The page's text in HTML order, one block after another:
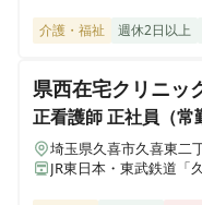
埼玉県入間郡毛呂山町長瀬
デイサービスふくしのま
埼玉県熊谷市平戸622-1
准看護師 正社員（常勤）
久喜★訪問入浴サー
介護・福祉 週休2日以上
県西在宅クリニッ
正看護師正社員（常
埼玉県久喜市久喜東二
JR東日本・東武鉄道「